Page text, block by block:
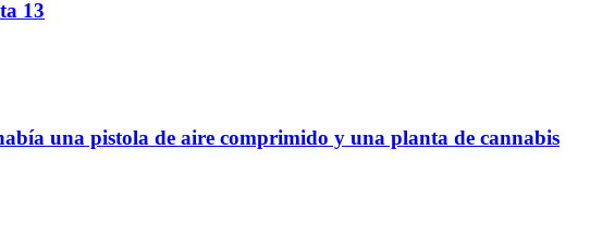
13
una pistola de aire comprimido y una planta de cannabis